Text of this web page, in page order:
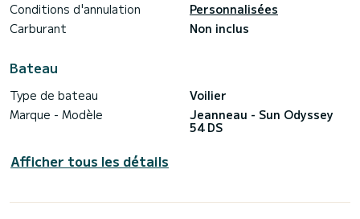
Conditions d'annulation
Personnalisées
Carburant
Non inclus
Bateau
Type de bateau
Voilier
Marque - Modèle
Jeanneau - Sun Odyssey
54 DS
Afficher tous les détails